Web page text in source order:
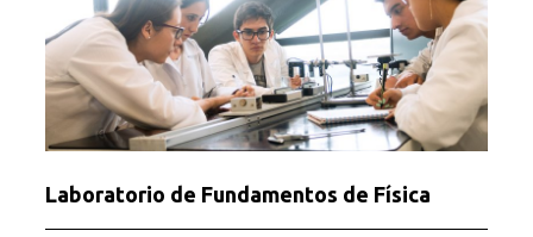
Laboratorio de Fundamentos de Física